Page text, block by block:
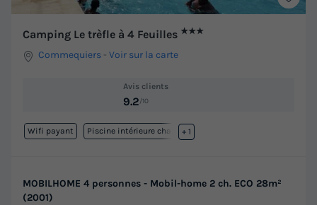
Camping Le trèfle à 4 Feuilles ★★★
Commequiers -Voir sur la carte
Avis clients
9.2/10
Wifi payant Piscine intérieure chauffée
+ 1
MOBILHOME 4 personnes - Mobil-home 2 ch. ECO 28m²
(2001)